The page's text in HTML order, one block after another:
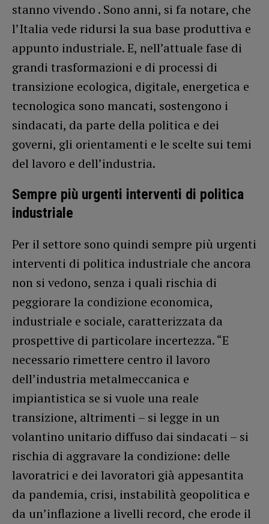
stanno vivendo . Sono anni, si fa notare, che
l’Italia vede ridursi la sua base produttiva e
appunto industriale. E, nell’attuale fase di
grandi trasformazioni e di processi di
transizione ecologica, digitale, energetica e
tecnologica sono mancati, sostengono i
sindacati, da parte della politica e dei
governi, gli orientamenti e le scelte sui temi
del lavoro e dell’industria.
Sempre più urgenti interventi di politica
industriale
Per il settore sono quindi sempre più urgenti
interventi di politica industriale che ancora
non si vedono, senza i quali rischia di
peggiorare la condizione economica,
industriale e sociale, caratterizzata da
prospettive di particolare incertezza. “E
necessario rimettere centro il lavoro
dell’industria metalmeccanica e
impiantistica se si vuole una reale
transizione, altrimenti – si legge in un
volantino unitario diffuso dai sindacati – si
rischia di aggravare la condizione: delle
lavoratrici e dei lavoratori già appesantita
da pandemia, crisi, instabilità geopolitica e
da un’inflazione a livelli record, che erode il